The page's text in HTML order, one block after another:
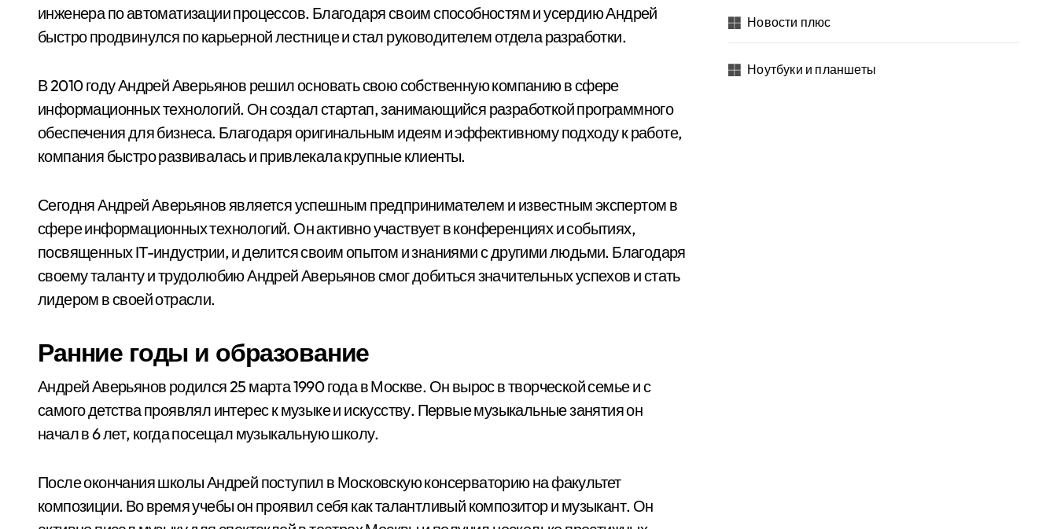
инженера по автоматизации процессов. Благодаря своим способностям и усердию Андрей
быстро продвинулся по карьерной лестнице и стал руководителем отдела разработки.
В 2010 году Андрей Аверьянов решил основать свою собственную компанию в сфере
информационных технологий. Он создал стартап, занимающийся разработкой программного
обеспечения для бизнеса. Благодаря оригинальным идеям и эффективному подходу к работе,
компания быстро развивалась и привлекала крупные клиенты.
Сегодня Андрей Аверьянов является успешным предпринимателем и известным экспертом в
сфере информационных технологий. Он активно участвует в конференциях и событиях,
посвященных IT-индустрии, и делится своим опытом и знаниями с другими людьми. Благодаря
своему таланту и трудолюбию Андрей Аверьянов смог добиться значительных успехов и стать
лидером в своей отрасли.
Ранние годы и образование
Андрей Аверьянов родился 25 марта 1990 года в Москве. Он вырос в творческой семье и с
самого детства проявлял интерес к музыке и искусству. Первые музыкальные занятия он
начал в 6 лет, когда посещал музыкальную школу.
После окончания школы Андрей поступил в Московскую консерваторию на факультет
композиции. Во время учебы он проявил себя как талантливый композитор и музыкант. Он
Новости плюс
Ноутбуки и планшеты